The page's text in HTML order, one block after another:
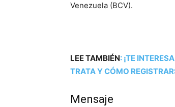
Venezuela (BCV).
LEE TAMBIÉN: ¡TE
TRATA Y CÓMO
Mensaje